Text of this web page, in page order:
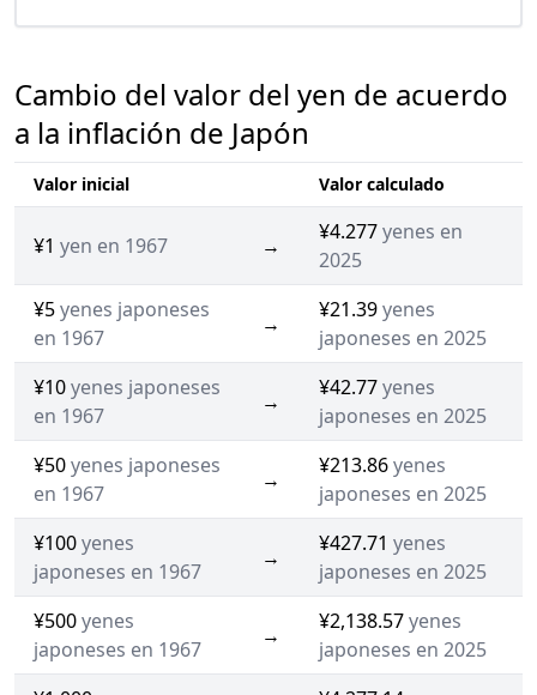
Cambio del valor del yen de acuerdo
a la inflación de Japón
Valor inicial Valor calculado
¥1 yen en 1967 →
¥4.277yenes en
2025
¥5yenes japoneses
en 1967
→
¥21.39yenes
japoneses en 2025
¥10yenes japoneses
en 1967
→
¥42.77yenes
japoneses en 2025
¥50yenes japoneses
en 1967
→
¥213.86yenes
japoneses en 2025
¥100yenes
japoneses en 1967
→
¥427.71 yenes
japoneses en 2025
¥500yenes
japoneses en 1967
→
¥2,138.57yenes
japoneses en 2025